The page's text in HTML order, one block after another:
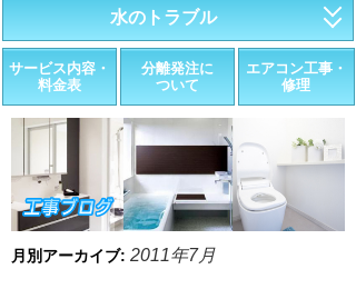
水のトラブル
・トイレが詰まったら
・トイレが漏れたら
・水道管が漏れたら
・排水が詰まったら
サービス内容・
料金表
分離発注に
ついて
エアコン工事・
修理
月別アーカイブ: 2011年7月